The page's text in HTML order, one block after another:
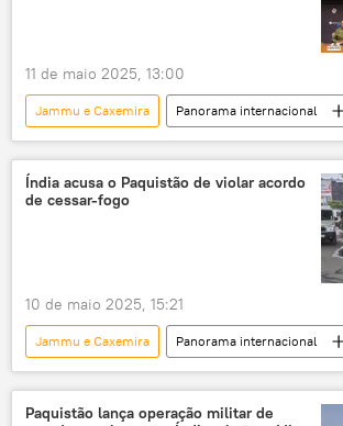
11 de maio 2025, 13:00
Jammu e Caxemira
Panorama internacional
Índia
Paquistão
hostilidades
tensão militar
tensão regional
Nova Deli
Mundo
Índia acusa o Paquistão de violar acordo
de cessar-fogo
10 de maio 2025, 15:21
Jammu e Caxemira
Panorama internacional
Ásia e Oceania
Ásia
Mundo
Rússia
Paquistão
Índia
Paquistão lança operação militar de